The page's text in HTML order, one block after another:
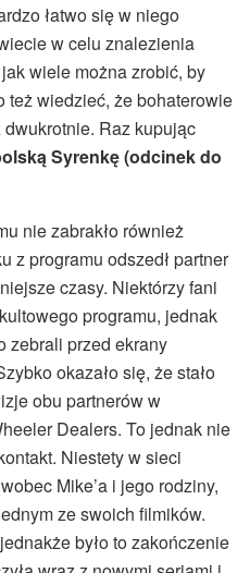
łatwo się w niego
w celu znalezienia
wiele można zrobić, by
też wiedzieć, że bohaterowie
Raz kupując
Syrenkę (odcinek do
nie zabrakło również
z programu odszedł partner
czasy. Niektórzy fani
programu, jednak
zebrali przed ekrany
okazało się, że stało
obu partnerów w
Dealers. To jednak nie
Niestety w sieci
Mike’a i jego rodziny,
ze swoich filmików.
było to zakończenie